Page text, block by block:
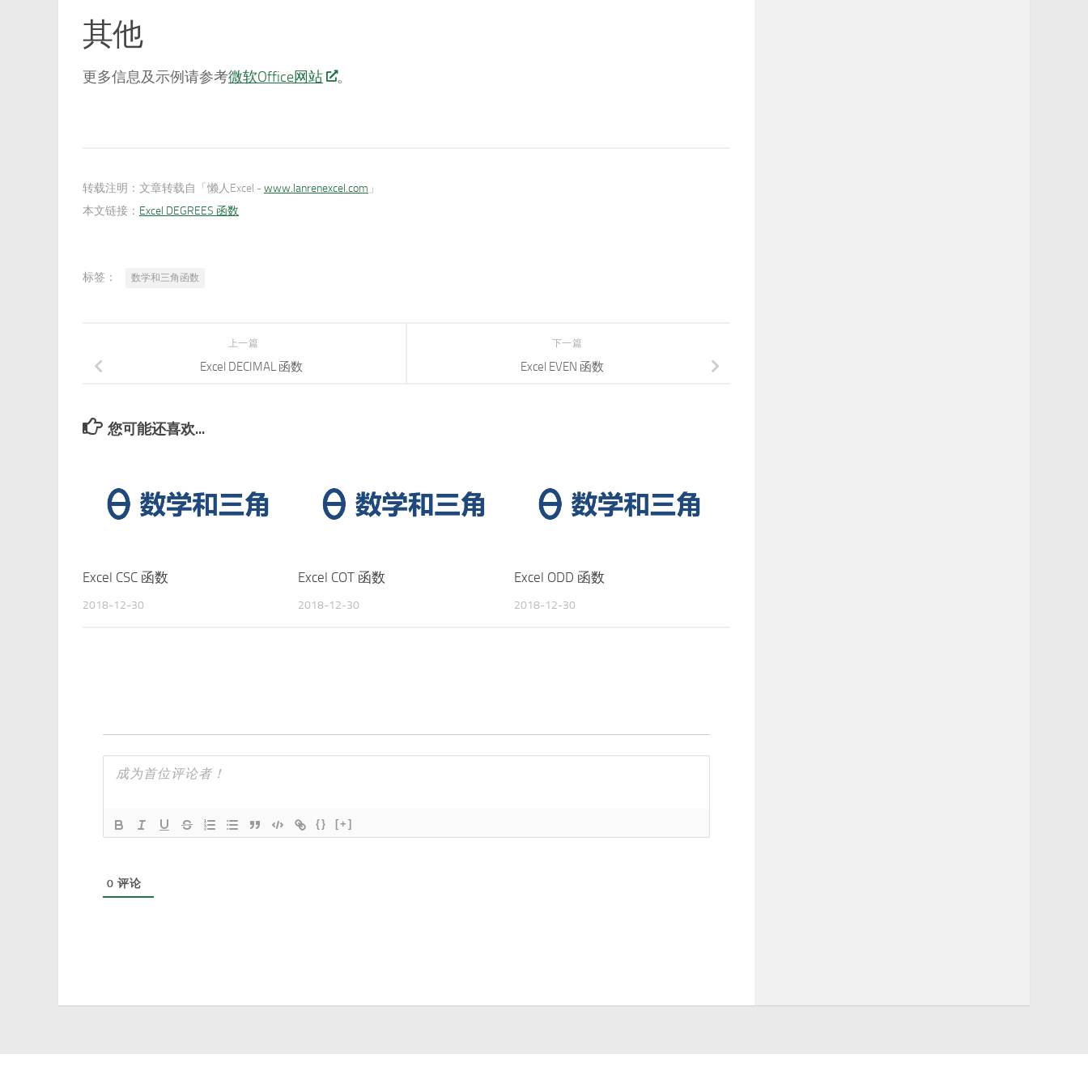
其他
更多信息及示例请参考微软Office网站 。
转载注明： 文章转载自「懒人Excel -www.lanrenexcel.com 」
本文链接： Excel DEGREES 函数
标签： 数学和三角函数
下一篇
Excel EVEN 函数
上一篇
Excel DECIMAL 函数
您可能还喜欢...
Excel CSC 函数
2018-12-30
Excel COT 函数
2018-12-30
Excel ODD 函数
2018-12-30
{} [+]
0 评论